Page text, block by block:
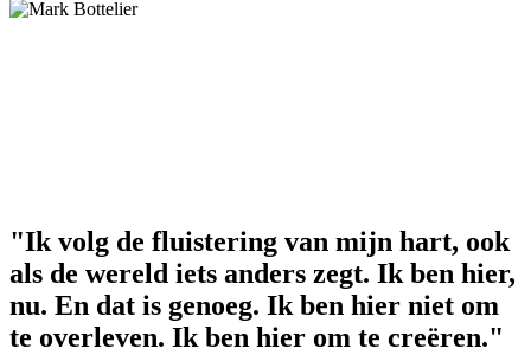
"Ik volg de fluistering van mijn hart, ook
als de wereld iets anders zegt. Ik ben hier,
nu. En dat is genoeg. Ik ben hier niet om
te overleven. Ik ben hier om te creëren."